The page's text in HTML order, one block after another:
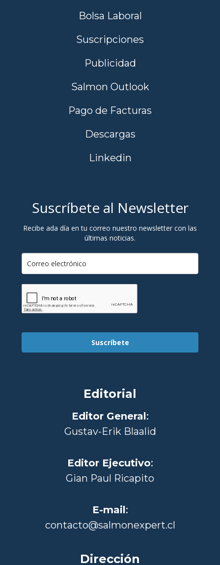
Bolsa Laboral
Suscripciones
Publicidad
Salmon Outlook
Pago de Facturas
Descargas
Linkedin
Suscríbete al Newsletter
Recibe ada día en tu correo nuestro newsletter con las
últimas noticias.
Suscríbete
Editorial
Editor General:
Gustav-Erik Blaalid
Editor Ejecutivo:
Gian Paul Ricapito
E-mail:
contacto@salmonexpert.cl
Dirección